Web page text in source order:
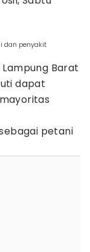
dan penyakit
Barat
dapat
petani